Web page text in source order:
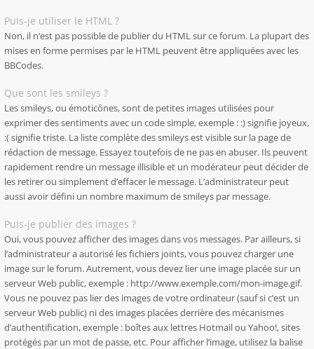
Puis-je utiliser le HTML ?
Non, il n’est pas possible de publier du HTML sur ce forum. La plupart des
mises en forme permises par le HTML peuvent être appliquées avec les
BBCodes.
Que sont les smileys ?
Les smileys, ou émoticônes, sont de petites images utilisées pour
exprimer des sentiments avec un code simple, exemple : :) signifie joyeux,
:( signifie triste. La liste complète des smileys est visible sur la page de
rédaction de message. Essayez toutefois de ne pas en abuser. Ils peuvent
rapidement rendre un message illisible et un modérateur peut décider de
les retirer ou simplement d’effacer le message. L’administrateur peut
aussi avoir défini un nombre maximum de smileys par message.
Puis-je publier des images ?
Oui, vous pouvez afficher des images dans vos messages. Par ailleurs, si
l’administrateur a autorisé les fichiers joints, vous pouvez charger une
image sur le forum. Autrement, vous devez lier une image placée sur un
serveur Web public, exemple : http://www.exemple.com/mon-image.gif.
Vous ne pouvez pas lier des images de votre ordinateur (sauf si c’est un
serveur Web public) ni des images placées derrière des mécanismes
d’authentification, exemple : boîtes aux lettres Hotmail ou Yahoo!, sites
protégés par un mot de passe, etc. Pour afficher l’image, utilisez la balise